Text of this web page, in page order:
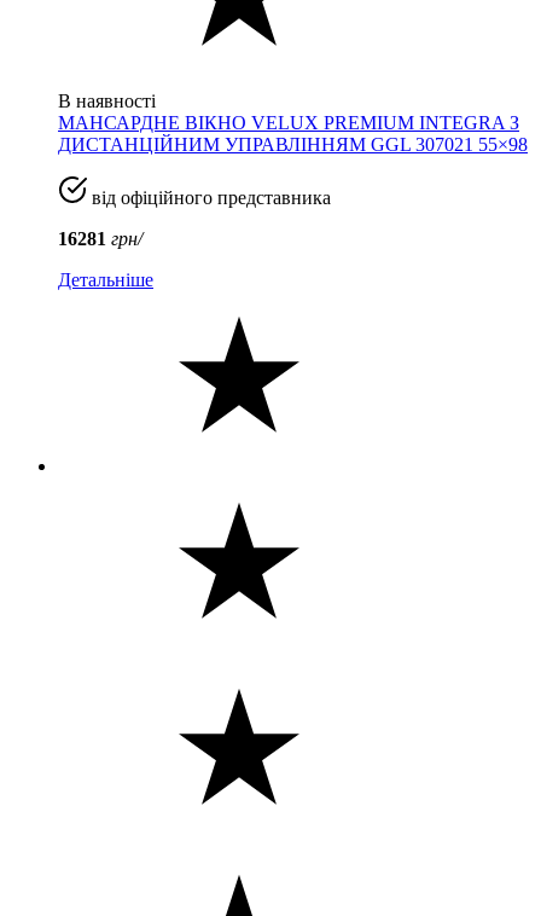
В наявності
МАНСАРДНЕ ВІКНО VELUX PREMIUM INTEGRA З
ДИСТАНЦІЙНИМ УПРАВЛІННЯМ GGL 307021 55×98
від офіційного представника
16281 грн/
Детальніше